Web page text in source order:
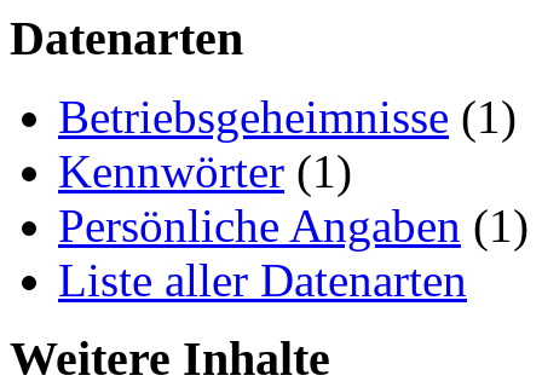
Datenarten
Betriebsgeheimnisse (1)
Kennwörter (1)
Persönliche Angaben (1)
Liste aller Datenarten
Weitere Inhalte